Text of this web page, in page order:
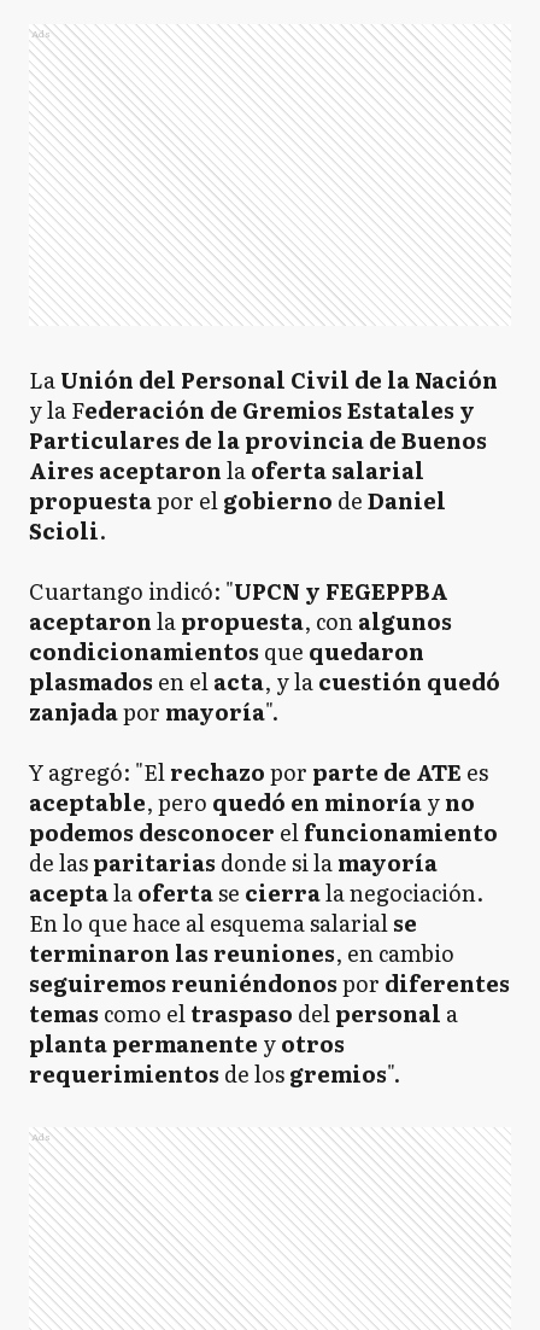
Ads
LaUnión del Personal Civil de la Nación
y la Federación de Gremios Estatales y
Particulares de la provincia de Buenos
Aires aceptaronlaoferta salarial
propuestapor elgobierno deDaniel
Scioli.
Cuartango indicó: "UPCN y FEGEPPBA
aceptaronlapropuesta, conalgunos
condicionamientos que quedaron
plasmados en elacta, y lacuestión quedó
zanjadapor mayoría".
Y agregó: "Elrechazopor parte de ATE es
aceptable, pero quedó en minoríayno
podemos desconocer elfuncionamiento
de lasparitarias donde si lamayoría
aceptalaofertase cierrala negociación.
En lo que hace al esquema salarialse
terminaron las reuniones, en cambio
seguiremos reuniéndonospor diferentes
temas como eltraspaso delpersonal a
planta permanente yotros
requerimientos de losgremios".
Ads